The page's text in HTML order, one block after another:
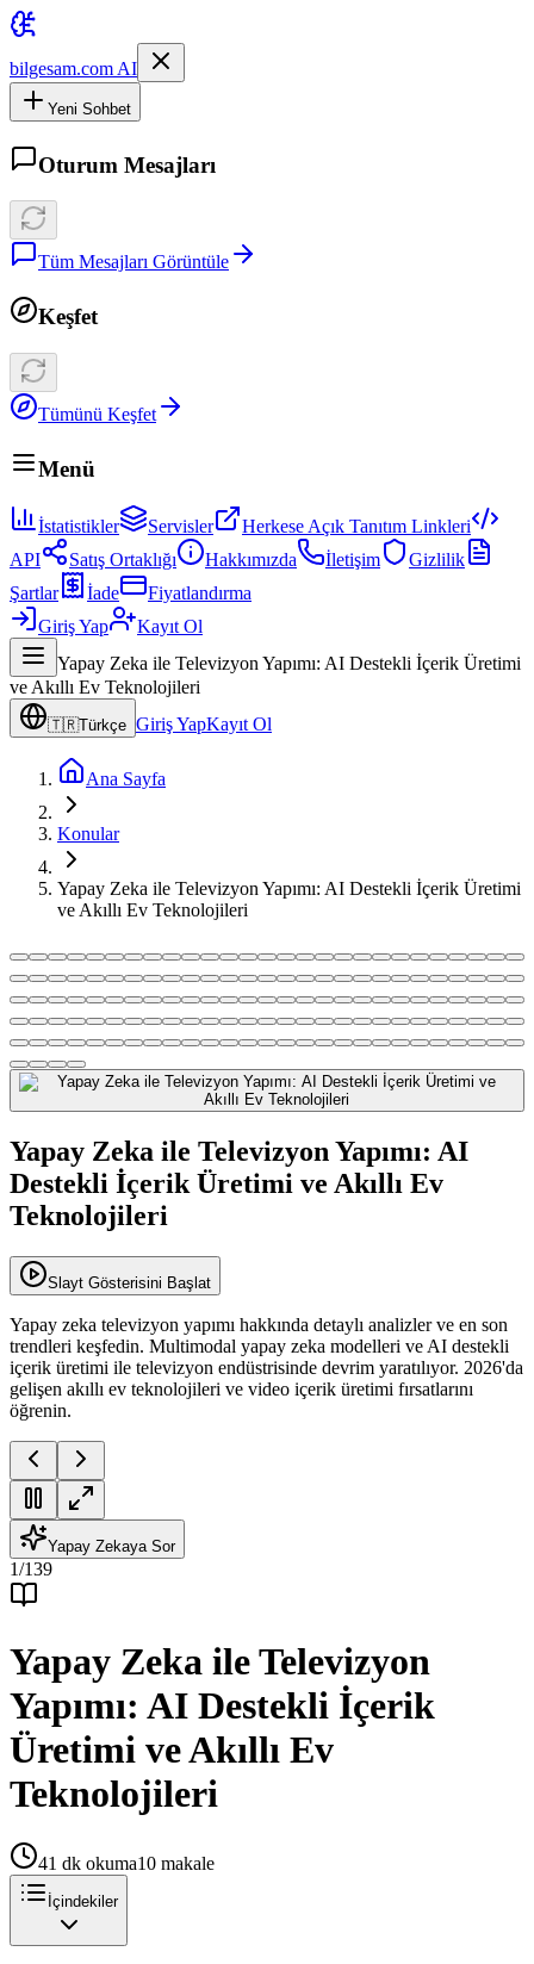
bilgesam.com AI
Yeni Sohbet
Oturum Mesajları
Tüm Mesajları Görüntüle
Keşfet
Tümünü Keşfet
Menü
İstatistikler Servisler
Herkese Açık Tanıtım Linkleri
API
Satış Ortaklığı Hakkımızda İletişim
Gizlilik
Şartlar
İade
Fiyatlandırma
Giriş Yap
Kayıt Ol
Yapay Zeka ile Televizyon Yapımı: AI Destekli İçerik Üretimi
ve Akıllı Ev Teknolojileri
🇹🇷Türkçe Giriş YapKayıt Ol
Ana Sayfa
Konular
Yapay Zeka ile Televizyon Yapımı: AI Destekli İçerik Üretimi
ve Akıllı Ev Teknolojileri
Yapay Zeka ile Televizyon Yapımı: AI
Destekli İçerik Üretimi ve Akıllı Ev
Teknolojileri
Slayt Gösterisini Başlat
Yapay zeka televizyon yapımı hakkında detaylı analizler ve en son
trendleri keşfedin. Multimodal yapay zeka modelleri ve AI destekli
içerik üretimi ile televizyon endüstrisinde devrim yaratılıyor. 2026'da
gelişen akıllı ev teknolojileri ve video içerik üretimi fırsatlarını
öğrenin.
Yapay Zekaya Sor
1/139
Yapay Zeka ile Televizyon
Yapımı: AI Destekli İçerik
Üretimi ve Akıllı Ev
Teknolojileri
41 dk okuma10 makale
İçindekiler